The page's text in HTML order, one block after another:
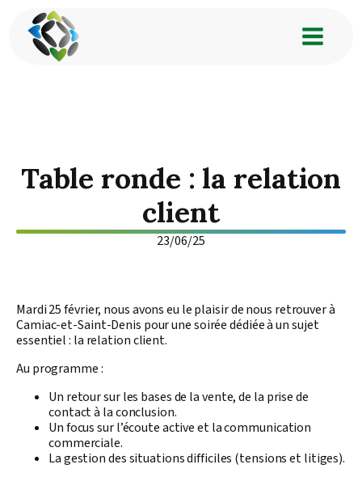
Table ronde : la relation
client
23/06/25
Mardi 25 février, nous avons eu le plaisir de nous retrouver à
Camiac-et-Saint-Denis pour une soirée dédiée à un sujet
essentiel : la relation client.
Au programme :
Un retour sur les bases de la vente, de la prise de
contact à la conclusion.
Un focus sur l’écoute active et la communication
commerciale.
La gestion des situations difficiles (tensions et litiges).